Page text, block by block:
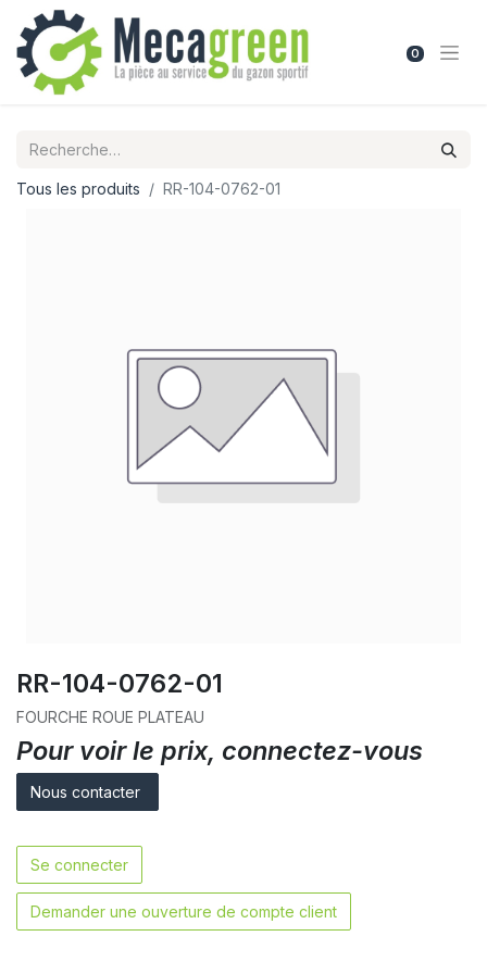
0
Tous les produits RR-104-0762-01
RR-104-0762-01
FOURCHE ROUE PLATEAU
Pour voir le prix, connectez-vous
Nous contacter
Se connecter
Demander une ouverture de compte client